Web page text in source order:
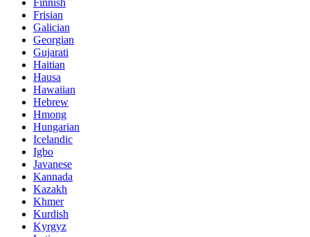
Frisian
Galician
Georgian
Gujarati
Haitian
Hausa
Hawaiian
Hebrew
Hmong
Hungarian
Icelandic
Igbo
Javanese
Kannada
Kazakh
Khmer
Kurdish
Kyrgyz